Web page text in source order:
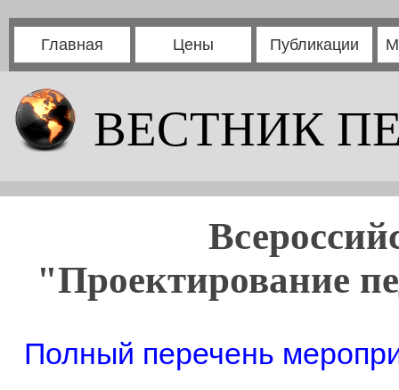
Главная Цены Публикации
ВЕСТНИК
"Проектирование
Полный перечень